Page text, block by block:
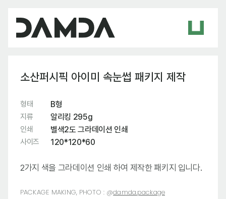
소산퍼시픽 아이미 속눈썹 패키지 제작
형태 B형
지류 알리킹 295g
인쇄 별색2도 그라데이션 인쇄
사이즈 120*120*60
2가지 색을 그라데이션 인쇄 하여 제작한 패키지 입니다.
PACKAGE MAKING, PHOTO : @damda.package